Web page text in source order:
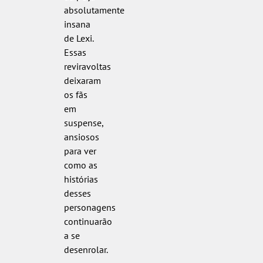
absolutamente
insana
de Lexi.
Essas
reviravoltas
deixaram
os fãs
em
suspense,
ansiosos
para ver
como as
histórias
desses
personagens
continuarão
a se
desenrolar.